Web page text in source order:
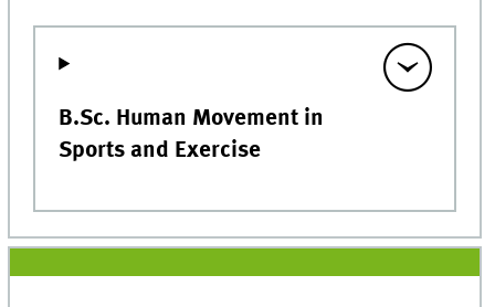
B.Sc. Human Movement in
Sports and Exercise